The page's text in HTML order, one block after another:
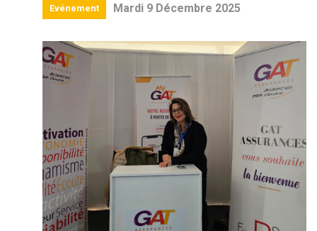
Evénement Mardi 9 Décembre 2025